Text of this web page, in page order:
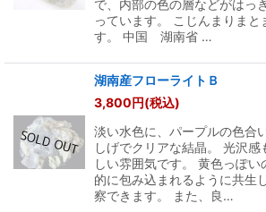
で、内部の色の層などがはっ
っています。 こじんまりまと
す。 中国 湖南省 …
湖南産フローライトＢ
3,800円(税込)
淡い水色に、パープルの色合
しげでクリアな結晶。 光沢
しい雰囲気です。 黄色っぽい
的に包み込まれるように共生
察できます。 また、良…